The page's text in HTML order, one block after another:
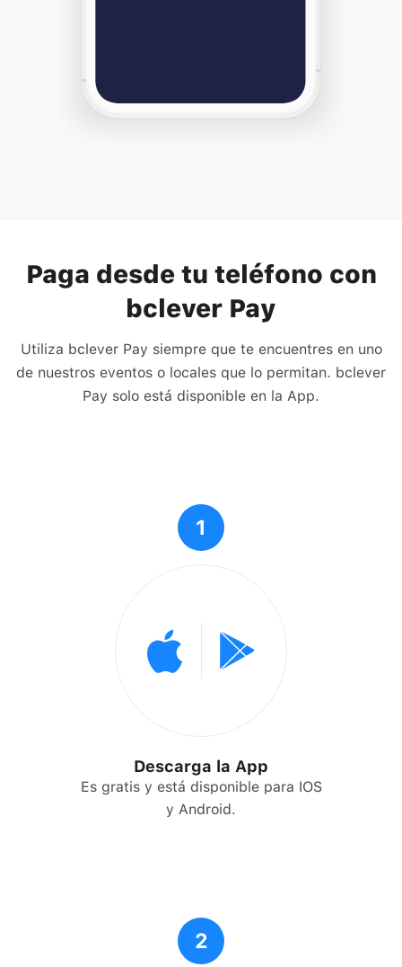
Paga desde tu teléfono con
bclever Pay
Utiliza bclever Pay siempre que te encuentres en uno
de nuestros eventos o locales que lo permitan. bclever
Pay solo está disponible en la App.
1
Descarga la App
Es gratis y está disponible para IOS
y Android.
2